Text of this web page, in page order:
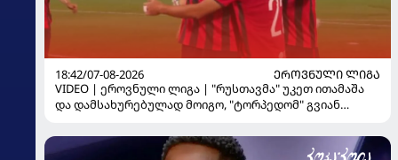
18:42/07-08-2026
ᲔᲠᲝᲕᲜᲣᲚᲘ ᲚᲘᲒᲐ
VIDEO | ეროვნული ლიგა | "რუსთავმა" უკეთ ითამაშა
და დამსახურებულად მოიგო, "ტორპედომ" გვიან